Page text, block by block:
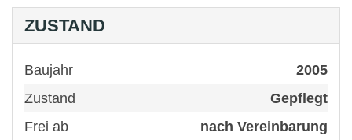
ZUSTAND
Baujahr
2005
Zustand
Gepflegt
Frei ab
nach Vereinbarung